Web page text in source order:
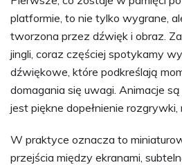
platformie, to nie tylko wygrane,
tworzona przez dźwięk i obraz.
jingli, coraz częściej spotykamy
dźwiękowe, które podkreślają
domagania się uwagi. Animacje
jest piękne dopełnienie rozgrywki,
W praktyce oznacza to
przejścia między ekranami,